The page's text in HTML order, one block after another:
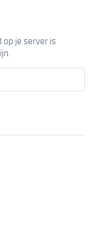
op je server is